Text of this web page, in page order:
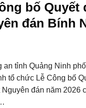
bố Quyết
đán Bính
an tỉnh Quảng Ninh
tổ chức Lễ Công bố
đán năm 2026